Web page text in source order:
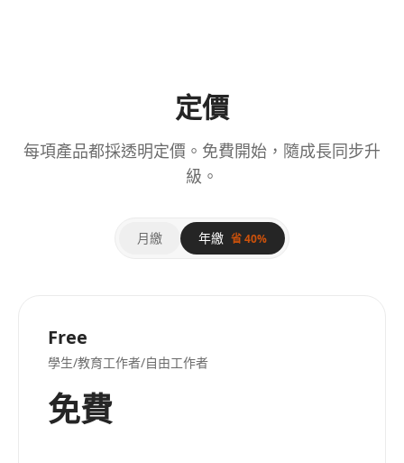
定價
每項產品都採透明定價。免費開始，隨成長同步升
級。
月繳 年繳 省 40%
Free
學生/教育工作者/自由工作者
免費